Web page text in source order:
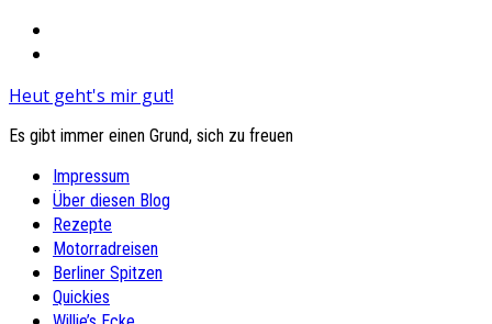
Heut geht's mir gut!
Es gibt immer einen Grund, sich zu freuen
Primary
Menu
Impressum
Über diesen Blog
Rezepte
Motorradreisen
Berliner Spitzen
Quickies